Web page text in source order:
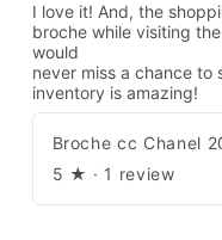
I love it! And, the
broche while visiting
would
never miss a chance to
inventory is amazing!
Broche cc Chanel
5 ★ · 1 review